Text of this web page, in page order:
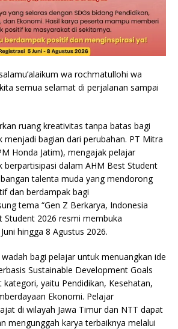
wa rochmatullohi wa
semua selamat di perjalanan sampai
ruang kreativitas tanpa batas bagi
menjadi bagian dari perubahan. PT Mitra
Honda Jatim), mengajak pelajar
berpartisipasi dalam AHM Best Student
talenta muda yang mendorong
dan berdampak bagi
tema “Gen Z Berkarya, Indonesia
Student 2026 resmi membuka
hingga 8 Agustus 2026.
bagi pelajar untuk menuangkan ide
Sustainable Development Goals
kategori, yaitu Pendidikan, Kesehatan,
Ekonomi. Pelajar
di wilayah Jawa Timur dan NTT dapat
mengunggah karya terbaiknya melalui